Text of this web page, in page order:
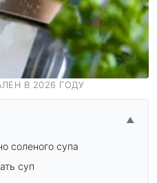
В 2026 ГОДУ
▲
соленого супа
суп